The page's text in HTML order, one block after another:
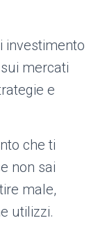
investimento
mercati
e
che ti
non sai
male,
utilizzi.